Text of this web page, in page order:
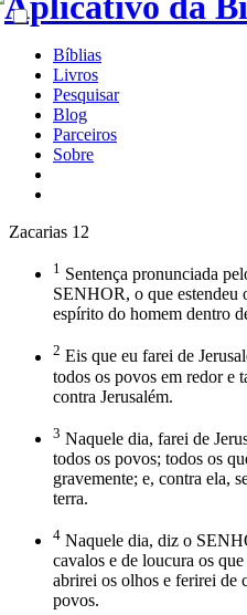
Bíblias
Livros
Pesquisar
Blog
Parceiros
Sobre
Zacarias 12
1 Sentença pronunciada
SENHOR, o que estendeu
espírito do homem dentro
2 Eis que eu farei de
todos os povos em redor e
contra Jerusalém.
3 Naquele dia, farei de
todos os povos; todos os
gravemente; e, contra ela,
terra.
4 Naquele dia, diz o
cavalos e de loucura os
abrirei os olhos e ferirei de
povos.